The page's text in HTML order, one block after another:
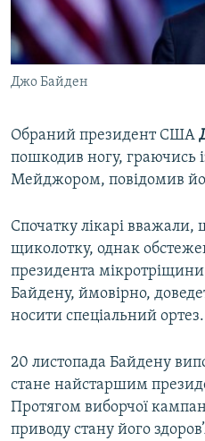
ВІДЕОУРОКИ «ELIFBE»
СВІДЧЕННЯ ОКУПАЦІЇ
УКРАЇНСЬКА ПРОБЛЕМА КРИМУ
Русский
Qırımtatar
Джо Байден
Обраний президент США
пошкодив ногу, граючись
Мейджором, повідомив
Спочатку лікарі
щиколотку, однак
президента мікротріщини
Байдену, ймовірно,
носити спеціальний ортез.
20 листопада Байдену
стане найстаршим
Протягом виборчої
приводу стану його